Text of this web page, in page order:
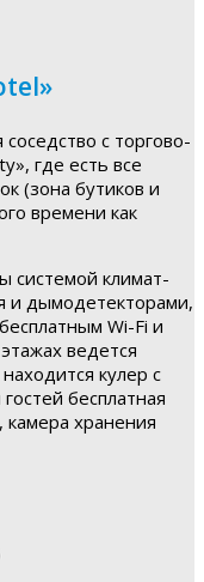
с торгово-
где есть все
(зона бутиков и
времени как
системой климат-
и дымодетекторами,
Wi-Fi и
ведется
кулер с
бесплатная
камера хранения